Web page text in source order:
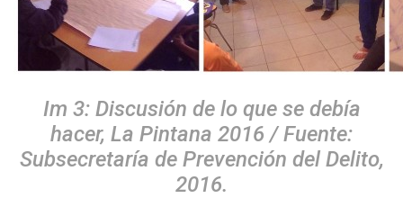
Im 3: Discusión de lo que se debía
hacer, La Pintana 2016 / Fuente:
Subsecretaría de Prevención del Delito,
2016.